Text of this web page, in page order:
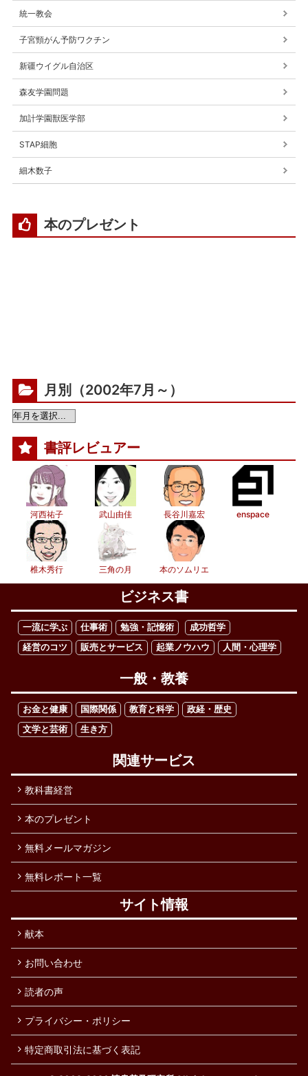
統一教会
子宮頸がん予防ワクチン
新疆ウイグル自治区
森友学園問題
加計学園獣医学部
STAP細胞
細木数子
本のプレゼント
月別（2002年7月～）
書評レビュアー
河西祐子 武山由佳 長谷川嘉宏 enspace
椎木秀行 三角の月 本のソムリエ
ビジネス書
一流に学ぶ 仕事術 勉強・記憶術
成功哲学
経営のコツ
販売とサービス 起業ノウハウ 人間・心理学
一般・教養
お金と健康 国際関係 教育と科学
政経・歴史
文学と芸術
生き方
関連サービス
教科書経営
本のプレゼント
無料メールマガジン
無料レポート一覧
サイト情報
献本
お問い合わせ
読者の声
プライバシー・ポリシー
特定商取引法に基づく表記